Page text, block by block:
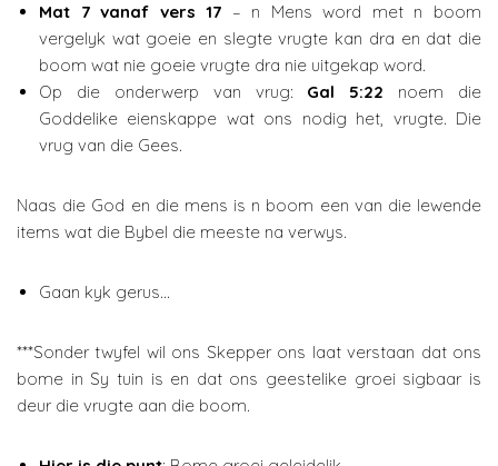
Mat 7 vanaf vers 17 – n Mens word met n boom
vergelyk wat goeie en slegte vrugte kan dra en dat die
boom wat nie goeie vrugte dra nie uitgekap word.
Op die onderwerp van vrug: Gal 5:22 noem die
Goddelike eienskappe wat ons nodig het, vrugte. Die
vrug van die Gees.
Naas die God en die mens is n boom een van die lewende
items wat die Bybel die meeste na verwys.
Gaan kyk gerus…
***Sonder twyfel wil ons Skepper ons laat verstaan dat ons
bome in Sy tuin is en dat ons geestelike groei sigbaar is
deur die vrugte aan die boom.